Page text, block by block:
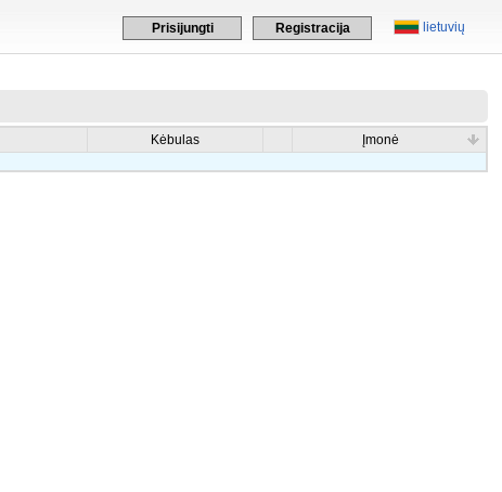
lietuvių
Prisijungti Registracija
Kėbulas
Įmonė